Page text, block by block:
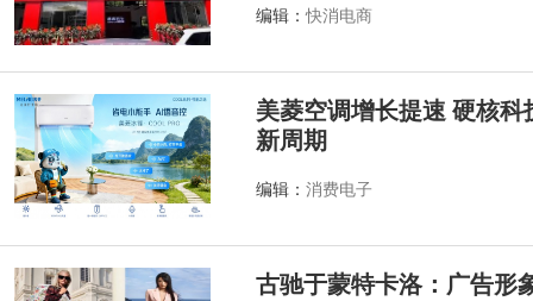
编辑：快消电商
美菱空调增长提速 硬核
新周期
编辑： 消费电子
古驰于蒙特卡洛：广告形